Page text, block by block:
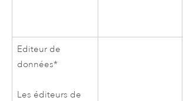
Editeur de
données*
Les éditeurs de